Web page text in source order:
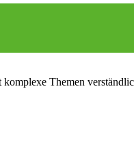
Themen